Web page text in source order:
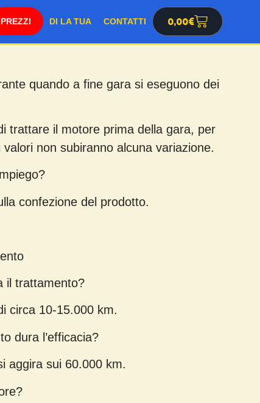
SHOP DI LA TUA CONTATTI 0,00€
quando a fine gara si eseguono dei
trattare il motore prima della gara, per
non subiranno alcuna variazione.
confezione del prodotto.
il trattamento?
circa 10-15.000 km.
dura l’efficacia?
aggira sui 60.000 km.